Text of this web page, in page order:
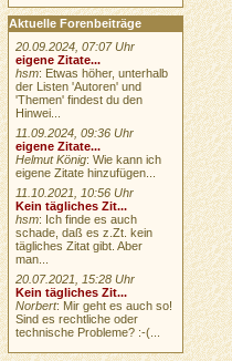
Aktuelle Forenbeiträge
20.09.2024, 07:07 Uhr
eigene Zitate...
hsm: Etwas höher, unterhalb
der Listen 'Autoren' und
'Themen' findest du den
Hinwei...
11.09.2024, 09:36 Uhr
eigene Zitate...
Helmut König: Wie kann ich
eigene Zitate hinzufügen...
11.10.2021, 10:56 Uhr
Kein tägliches Zit...
hsm: Ich finde es auch
schade, daß es z.Zt. kein
tägliches Zitat gibt. Aber
man...
20.07.2021, 15:28 Uhr
Kein tägliches Zit...
Norbert: Mir geht es auch so!
Sind es rechtliche oder
technische Probleme? :-(...